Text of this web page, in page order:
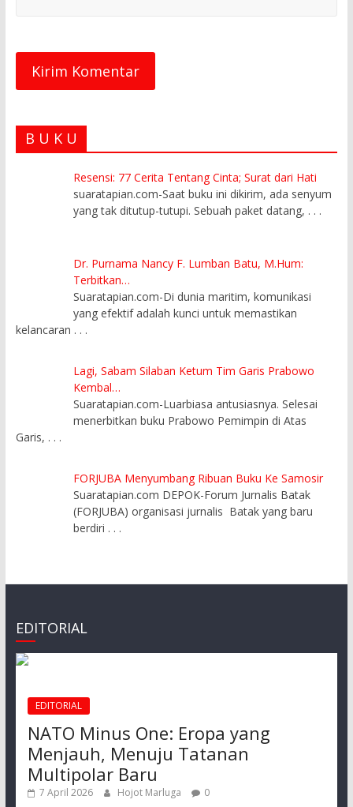
B U K U
Resensi: 77 Cerita Tentang Cinta; Surat dari Hati
suaratapian.com-Saat buku ini dikirim, ada senyum
yang tak ditutup-tutupi. Sebuah paket datang, . . .
Dr. Purnama Nancy F. Lumban Batu, M.Hum:
Terbitkan…
Suaratapian.com-Di dunia maritim, komunikasi
yang efektif adalah kunci untuk memastikan
kelancaran . . .
Lagi, Sabam Silaban Ketum Tim Garis Prabowo
Kembal…
Suaratapian.com-Luarbiasa antusiasnya. Selesai
menerbitkan buku Prabowo Pemimpin di Atas
Garis, . . .
FORJUBA Menyumbang Ribuan Buku Ke Samosir
Suaratapian.com DEPOK-Forum Jurnalis Batak
(FORJUBA) organisasi jurnalis Batak yang baru
berdiri . . .
EDITORIAL
EDITORIAL
NATO Minus One: Eropa yang
Menjauh, Menuju Tatanan
Multipolar Baru
7 April 2026 Hojot Marluga 0